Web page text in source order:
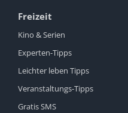
Freizeit
Kino & Serien
Experten-Tipps
Leichter leben Tipps
Veranstaltungs-Tipps
Gratis SMS